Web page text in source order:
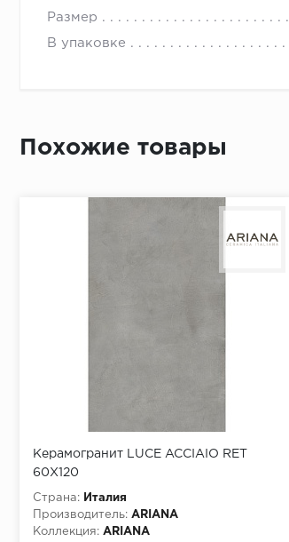
Размер
В упаковке
Достаточно только паспорта
Похожие товары
Керамогранит LUCE ACCIAIO RET
60X120
Страна:
Италия
Производитель: ARIANA
Коллекция: ARIANA